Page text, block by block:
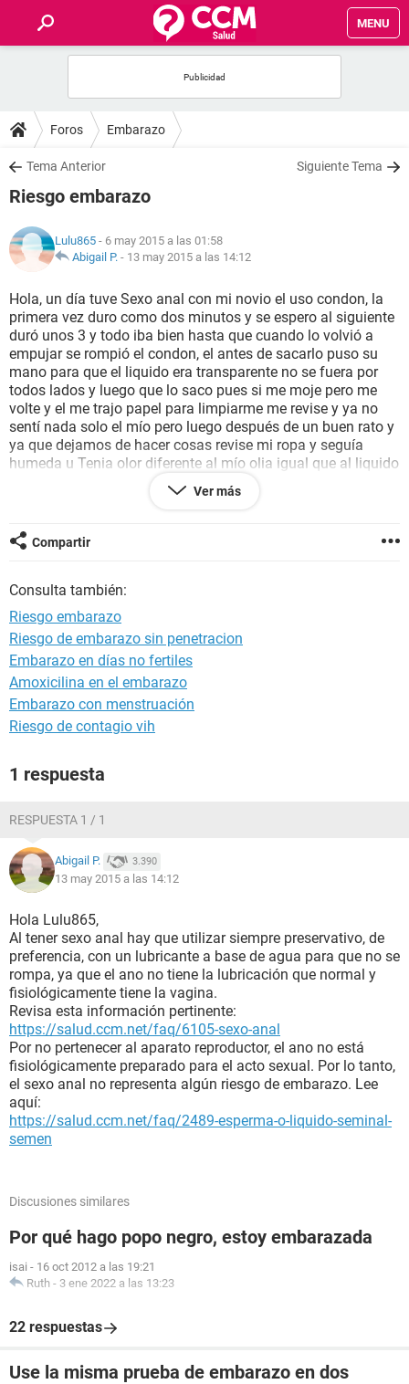
MENU
FOROS
SALUD
FAMILIA
NUTRICIÓN
BIENESTAR
SEXUALIDAD
GLOSARIO
Foros Embarazo
Tema Anterior Siguiente Tema
Riesgo embarazo
Lulu865 - 6 may 2015 a las 01:58
Abigail P. - 13 may 2015 a las 14:12
Hola, un día tuve Sexo anal con mi novio el uso condon, la
primera vez duro como dos minutos y se espero al siguiente
duró unos 3 y todo iba bien hasta que cuando lo volvió a
empujar se rompió el condon, el antes de sacarlo puso su
mano para que el liquido era transparente no se fuera por
todos lados y luego que lo saco pues si me moje pero me
volte y el me trajo papel para limpiarme me revise y ya no
sentí nada solo el mío pero luego después de un buen rato y
ya que dejamos de hacer cosas revise mi ropa y seguía
humeda u Tenia olor diferente al mío olia igual que al liquido
de mi novio, hay probabilidad de embarazo? Es la primera
pero entre transparente y rojo, saben que es?
Ver más
Compartir
Consulta también:
Riesgo embarazo
Riesgo de embarazo sin penetracion
Embarazo en días no fertiles
Amoxicilina en el embarazo
Embarazo con menstruación
Riesgo de contagio vih
1 respuesta
RESPUESTA 1 / 1
Abigail P. 3.390
13 may 2015 a las 14:12
Hola Lulu865,
Al tener sexo anal hay que utilizar siempre preservativo, de
preferencia, con un lubricante a base de agua para que no se
rompa, ya que el ano no tiene la lubricación que normal y
fisiológicamente tiene la vagina.
Revisa esta información pertinente:
https://salud.ccm.net/faq/6105-sexo-anal
Por no pertenecer al aparato reproductor, el ano no está
fisiológicamente preparado para el acto sexual. Por lo tanto,
el sexo anal no representa algún riesgo de embarazo. Lee
aquí:
https://salud.ccm.net/faq/2489-esperma-o-liquido-seminal-
semen
Discusiones similares
Por qué hago popo negro, estoy embarazada
isai - 16 oct 2012 a las 19:21
Ruth - 3 ene 2022 a las 13:23
22 respuestas
Use la misma prueba de embarazo en dos